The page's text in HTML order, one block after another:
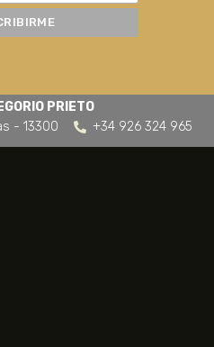
PRIETO
- 13300
+34 926 324 965